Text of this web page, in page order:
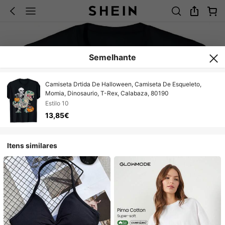
Semelhante
Camiseta Drtida De Halloween, Camiseta De Esqueleto,
Momia, Dinosaurio, T-Rex, Calabaza, 80190
Estilo 10
13,85€
Itens similares